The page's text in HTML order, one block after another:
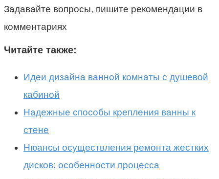
Задавайте вопросы, пишите рекомендации в
комментариях
Читайте также:
Идеи дизайна ванной комнаты с душевой
кабиной
Надежные способы крепления ванны к
стене
Нюансы осуществления ремонта жестких
дисков: особенности процесса